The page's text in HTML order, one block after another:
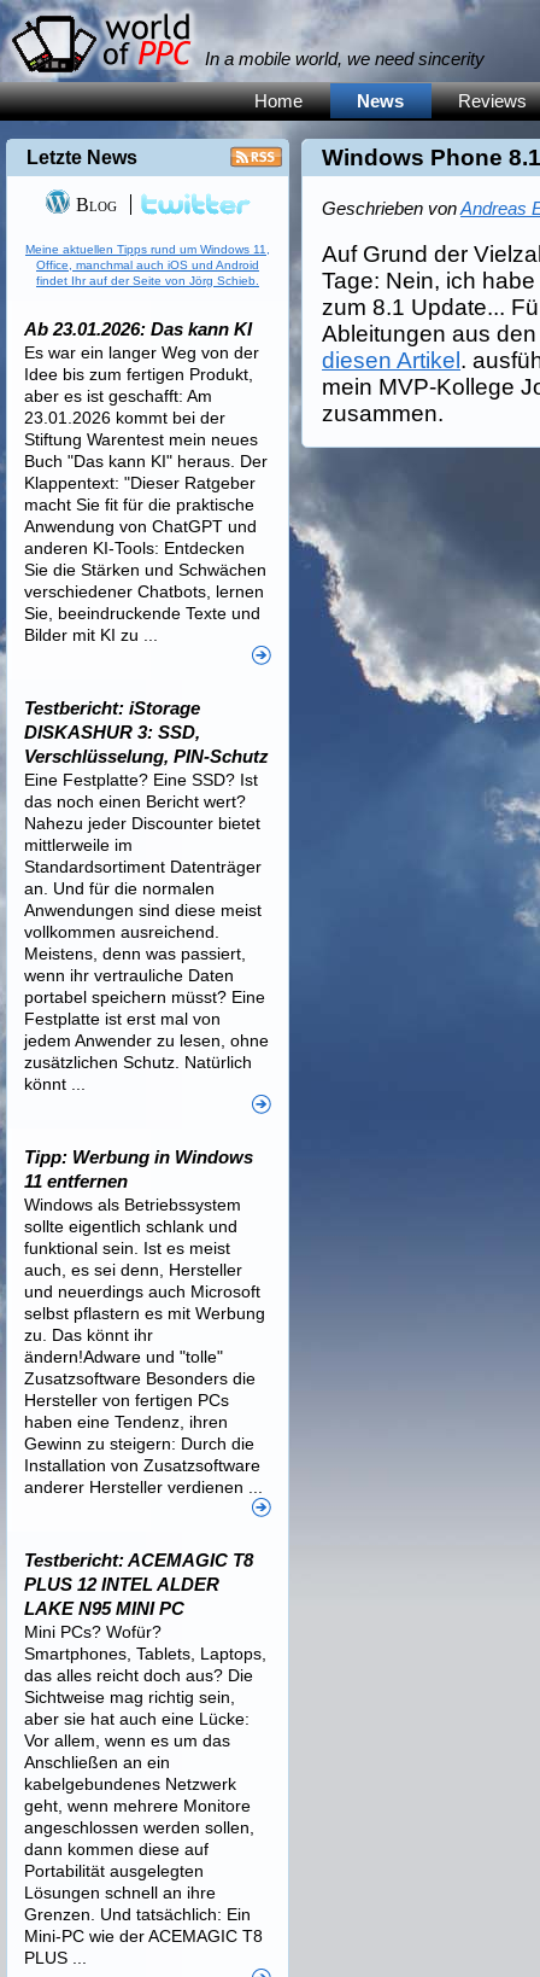
In a mobile world, we need sincerity
Home News Reviews
Windows Phone
Geschrieben vonAndreas
Auf Grund der
Tage: Nein, ich
zum 8.1 Update...
Ableitungen aus
diesen Artikel .
mein MVP-Kollege
zusammen.
Letzte News
Blog
Meine aktuellen Tipps rund um Windows 11,
Office, manchmal auch iOS und Android
findet Ihr auf der Seite von Jörg Schieb.
Ab 23.01.2026: Das kann KI
Es war ein langer Weg von der
Idee bis zum fertigen Produkt,
aber es ist geschafft: Am
23.01.2026 kommt bei der
Stiftung Warentest mein neues
Buch "Das kann KI" heraus. Der
Klappentext: "Dieser Ratgeber
macht Sie fit für die praktische
Anwendung von ChatGPT und
anderen KI-Tools: Entdecken
Sie die Stärken und Schwächen
verschiedener Chatbots, lernen
Sie, beeindruckende Texte und
Bilder mit KI zu ...
Testbericht: iStorage
DISKASHUR 3: SSD,
Verschlüsselung, PIN-Schutz
Eine Festplatte? Eine SSD? Ist
das noch einen Bericht wert?
Nahezu jeder Discounter bietet
mittlerweile im
Standardsortiment Datenträger
an. Und für die normalen
Anwendungen sind diese meist
vollkommen ausreichend.
Meistens, denn was passiert,
wenn ihr vertrauliche Daten
portabel speichern müsst? Eine
Festplatte ist erst mal von
jedem Anwender zu lesen, ohne
zusätzlichen Schutz. Natürlich
könnt ...
Tipp: Werbung in Windows
11 entfernen
Windows als Betriebssystem
sollte eigentlich schlank und
funktional sein. Ist es meist
auch, es sei denn, Hersteller
und neuerdings auch Microsoft
selbst pflastern es mit Werbung
zu. Das könnt ihr
ändern!Adware und "tolle"
Zusatzsoftware Besonders die
Hersteller von fertigen PCs
haben eine Tendenz, ihren
Gewinn zu steigern: Durch die
Installation von Zusatzsoftware
anderer Hersteller verdienen ...
Testbericht: ACEMAGIC T8
PLUS 12 INTEL ALDER
LAKE N95 MINI PC
Mini PCs? Wofür?
Smartphones, Tablets, Laptops,
das alles reicht doch aus? Die
Sichtweise mag richtig sein,
aber sie hat auch eine Lücke:
Vor allem, wenn es um das
Anschließen an ein
kabelgebundenes Netzwerk
geht, wenn mehrere Monitore
angeschlossen werden sollen,
dann kommen diese auf
Portabilität ausgelegten
Lösungen schnell an ihre
Grenzen. Und tatsächlich: Ein
Mini-PC wie der ACEMAGIC T8
PLUS ...